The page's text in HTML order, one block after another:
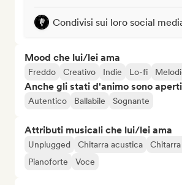
Condivisi sui loro social
Mood che lui/lei ama
Freddo Creativo Indie Lo-fi
Anche gli stati d'animo sono
Autentico Ballabile Sognante
Attributi musicali che lui/lei ama
Unplugged Chitarra acustica
Pianoforte
Voce